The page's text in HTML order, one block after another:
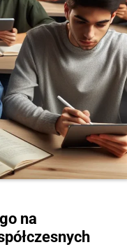
na